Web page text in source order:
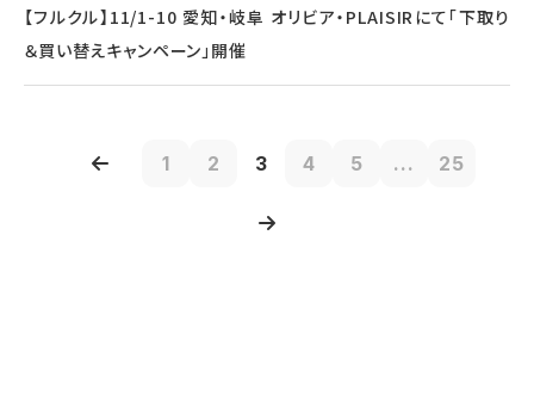
【フルクル】11/1-10 愛知・岐阜 オリビア・PLAISIRにて「下取り
＆買い替えキャンペーン」開催
1 2 3 4 5 ... 25